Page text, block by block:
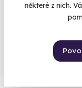
některé z nich.
Brno (+ 10